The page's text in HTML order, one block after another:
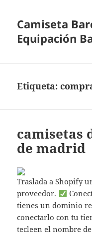
Camiseta
Equipación
Etiqueta:
camisetas
de madrid
Traslada a Shopify
proveedor.
tienes un dominio
conectarlo con tu
tecleen el nombre